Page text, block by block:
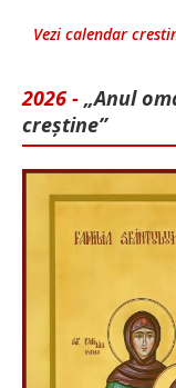
Vezi calendar
2026 - „Anul
creștine”